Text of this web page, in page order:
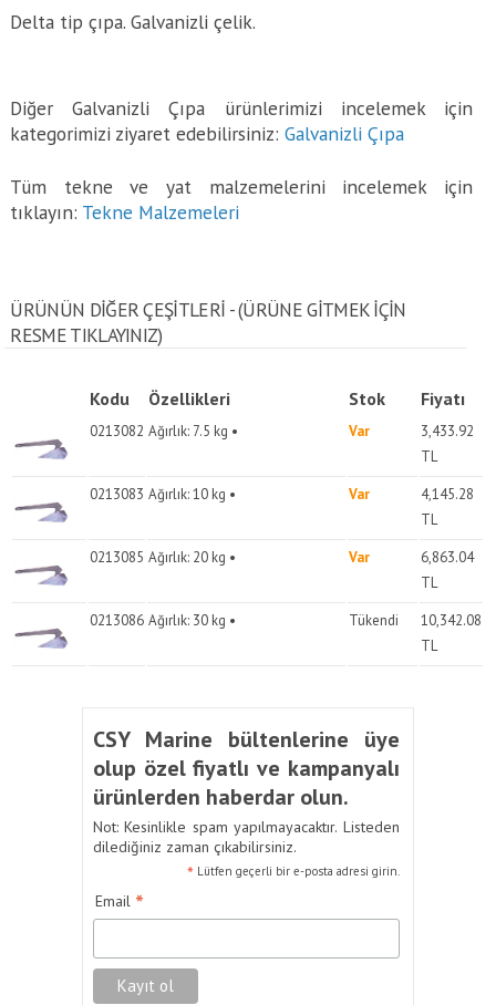
Delta tip çıpa. Galvanizli çelik.
Diğer Galvanizli Çıpa ürünlerimizi incelemek için
kategorimizi ziyaret edebilirsiniz:Galvanizli Çıpa
Tüm tekne ve yat malzemelerini incelemek için
tıklayın: Tekne Malzemeleri
ÜRÜNÜN DİĞER ÇEŞİTLERİ - (ÜRÜNE GITMEK IÇIN
RESME TIKLAYINIZ)
Kodu Özellikleri Stok Fiyatı
0213082 Ağırlık: 7.5 kg • Var
3,433.92
TL
0213083 Ağırlık: 10 kg • Var
4,145.28
TL
0213085 Ağırlık: 20 kg • Var
6,863.04
TL
0213086 Ağırlık: 30 kg • Tükendi
10,342.08
TL
CSY Marine bültenlerine üye
olup özel fiyatlı ve kampanyalı
ürünlerden haberdar olun.
Not: Kesinlikle spam yapılmayacaktır. Listeden
dilediğiniz zaman çıkabilirsiniz.
* Lütfen geçerli bir e-posta adresi girin.
Email *